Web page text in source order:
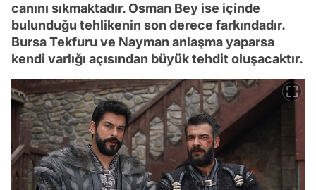
canını sıkmaktadır. Osman Bey ise içinde
bulunduğu tehlikenin son derece farkındadır.
Bursa Tekfuru ve Nayman anlaşma yaparsa
kendi varlığı açısından büyük tehdit oluşacaktır.